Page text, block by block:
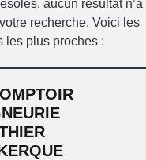
aucun résultat n’a
recherche. Voici les
les plus proches :